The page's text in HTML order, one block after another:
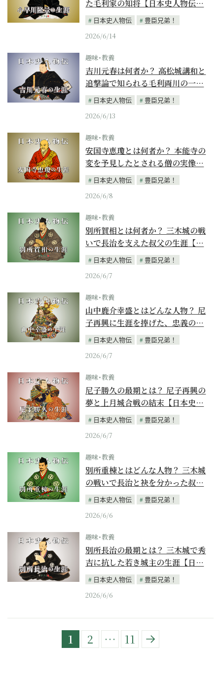
た毛利家の知将【日本史人物伝…
日本史人物伝
豊臣兄弟！
2026/6/14
趣味･教養
吉川元春は何者か？ 高松城講和と
追撃論で知られる毛利両川の一…
日本史人物伝
豊臣兄弟！
2026/6/13
趣味･教養
安国寺恵瓊とは何者か？ 本能寺の
変を予見したとされる僧の実像…
日本史人物伝
豊臣兄弟！
2026/6/8
趣味･教養
別所賀相とは何者か？ 三木城の戦
いで長治を支えた叔父の生涯【…
日本史人物伝
豊臣兄弟！
2026/6/7
趣味･教養
山中鹿介幸盛とはどんな人物？ 尼
子再興に生涯を捧げた、忠義の…
日本史人物伝
豊臣兄弟！
2026/6/7
趣味･教養
尼子勝久の最期とは？ 尼子再興の
夢と上月城合戦の結末【日本史…
日本史人物伝
豊臣兄弟！
2026/6/7
趣味･教養
別所重棟とはどんな人物？ 三木城
の戦いで長治と袂を分かった叔…
日本史人物伝
豊臣兄弟！
2026/6/6
趣味･教養
別所長治の最期とは？ 三木城で秀
吉に抗した若き城主の生涯【日…
日本史人物伝
豊臣兄弟！
2026/6/6
1 2 … 11